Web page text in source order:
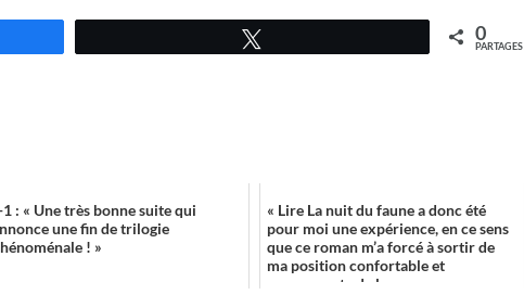
0
PARTAGES
1 : « Une très bonne suite qui
une fin de trilogie
! »
« Lire La nuit du faune a donc été
pour moi une expérience, en ce sens
que ce roman m’a forcé à sortir de
ma position confortable et
ronronnante de le...